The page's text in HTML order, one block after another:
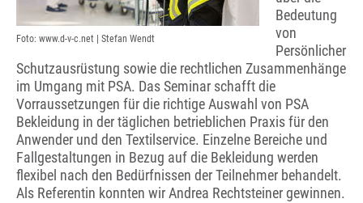
Foto: www.d-v-c.net | Stefan Wendt
Bedeutung
von
Persönlicher
Schutzausrüstung sowie die rechtlichen Zusammenhänge
im Umgang mit PSA. Das Seminar schafft die
Vorraussetzungen für die richtige Auswahl von PSA
Bekleidung in der täglichen betrieblichen Praxis für den
Anwender und den Textilservice. Einzelne Bereiche und
Fallgestaltungen in Bezug auf die Bekleidung werden
flexibel nach den Bedürfnissen der Teilnehmer behandelt.
Als Referentin konnten wir Andrea Rechtsteiner gewinnen.